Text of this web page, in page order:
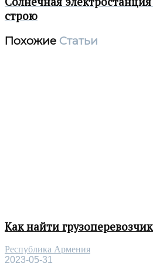
строю
Похожие Статьи
Как найти
Республика Армения
2023-05-31